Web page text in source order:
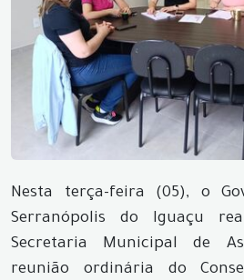
Nesta terça-feira (05), o
Serranópolis do Iguaçu
Secretaria Municipal de
reunião ordinária do